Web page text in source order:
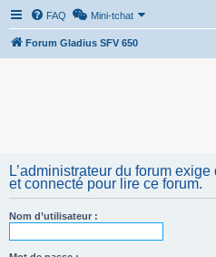
FAQ Mini-tchat
Forum Gladius SFV 650
L’administrateur du forum
et connecté pour lire ce forum.
Nom d’utilisateur :